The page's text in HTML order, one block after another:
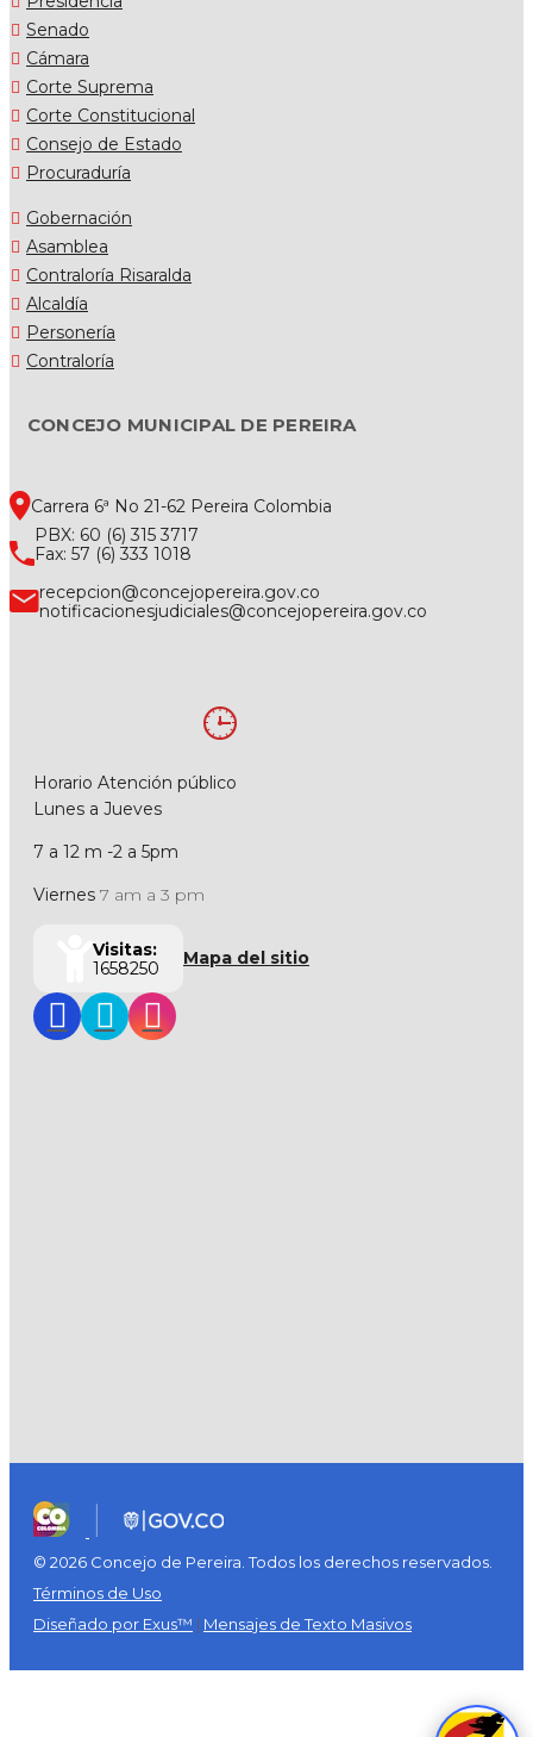
Senado
Cámara
Corte Suprema
Corte Constitucional
Consejo de Estado
Procuraduría
Gobernación
Asamblea
Contraloría Risaralda
Alcaldía
Personería
Contraloría
CONCEJO MUNICIPAL DE PEREIRA
Carrera 6ª No 21-62 Pereira Colombia
PBX: 60 (6) 315 3717
Fax: 57 (6) 333 1018
recepcion@concejopereira.gov.co
notificacionesjudiciales@concejopereira.gov.co
Horario Atención público
Lunes a Jueves
7 a 12 m -2 a 5pm
Viernes 7 am a 3 pm
Visitas:
1658250
Mapa del sitio
© 2026 Concejo de Pereira. Todos los derechos reservados.
Términos de Uso
Diseñado por Exus™ | Mensajes de Texto Masivos